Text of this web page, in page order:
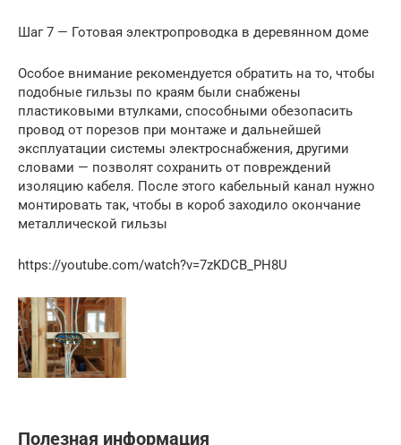
Шаг 7 — Готовая электропроводка в деревянном доме
Особое внимание рекомендуется обратить на то, чтобы
подобные гильзы по краям были снабжены
пластиковыми втулками, способными обезопасить
провод от порезов при монтаже и дальнейшей
эксплуатации системы электроснабжения, другими
словами — позволят сохранить от повреждений
изоляцию кабеля. После этого кабельный канал нужно
монтировать так, чтобы в короб заходило окончание
металлической гильзы
https://youtube.com/watch?v=7zKDCB_PH8U
Полезная информация